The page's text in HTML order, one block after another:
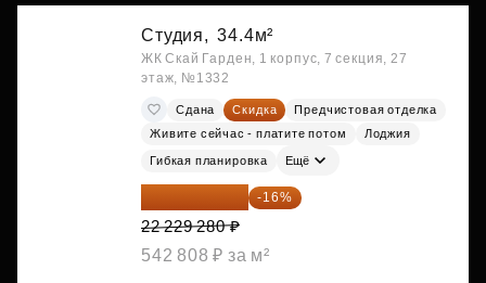
Студия, 34.4м²
ЖК Скай Гарден, 1 корпус, 7 секция, 27
этаж, №1332
Сдана Скидка
Предчистовая отделка
Живите сейчас - платите потом
Лоджия
Гибкая планировка Ещё
18 672 595 ₽ -16%
22 229 280 ₽
542 808 ₽ за м²